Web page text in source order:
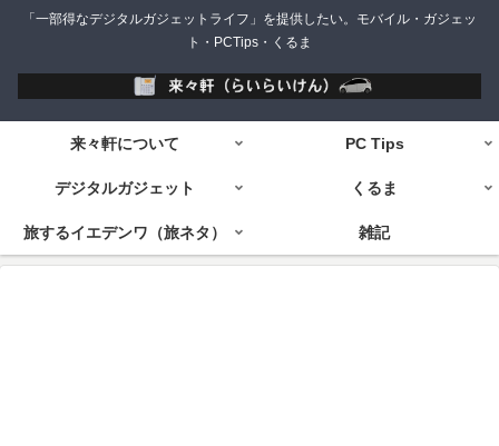
「一部得なデジタルガジェットライフ」を提供したい。モバイル・ガジェッ
ト・PCTips・くるま
来々軒について PC Tips
デジタルガジェット くるま
旅するイエデンワ（旅ネタ） 雑記